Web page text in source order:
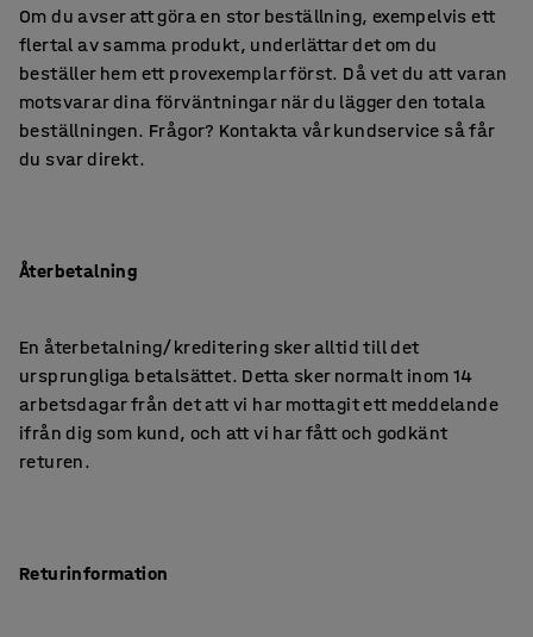
Om du avser att göra en stor beställning, exempelvis ett
flertal av samma produkt, underlättar det om du
beställer hem ett provexemplar först. Då vet du att varan
motsvarar dina förväntningar när du lägger den totala
beställningen. Frågor? Kontakta vår kundservice så får
du svar direkt.
Återbetalning
En återbetalning/kreditering sker alltid till det
ursprungliga betalsättet. Detta sker normalt inom 14
arbetsdagar från det att vi har mottagit ett meddelande
ifrån dig som kund, och att vi har fått och godkänt
returen.
Returinformation